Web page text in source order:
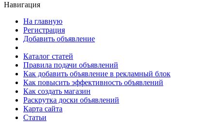
Навигация
На главную
Регистрация
Добавить объявление
Каталог статей
Правила подачи объявлений
Как добавить объявление в рекламный блок
Как повысить эффективность объявлений
Как создать магазин
Раскрутка доски объявлений
Карта сайта
Статьи